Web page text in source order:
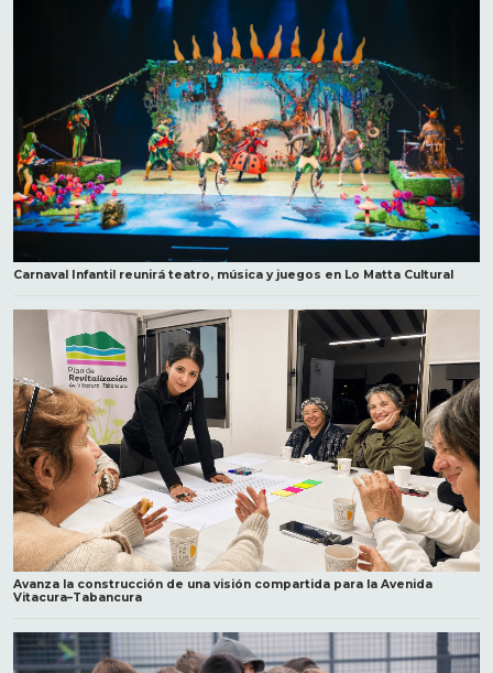
Carnaval Infantil reunirá teatro, música y juegos en Lo Matta Cultural
Avanza la construcción de una visión compartida para la Avenida
Vitacura–Tabancura